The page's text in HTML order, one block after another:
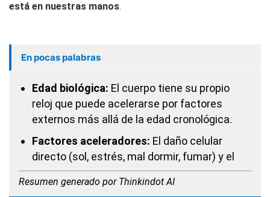
está en nuestras manos.
En pocas palabras
Edad biológica: El cuerpo tiene su propio
reloj que puede acelerarse por factores
externos más allá de la edad cronológica.
Factores aceleradores: El daño celular
directo (sol, estrés, mal dormir, fumar) y el
Resumen generado por Thinkindot AI